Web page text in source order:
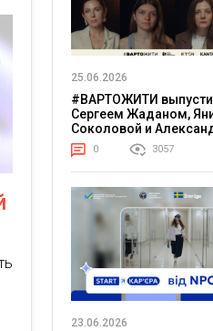
25.06.2026
#ВАРТОЖИТИ
Сергеем Жаданом,
Соколовой и
Тереном о жизни в
напряжении
0 3057
23.06.2026